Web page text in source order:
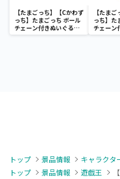
【たまごっち】【Cかわず
っち】たまごっち ボール
チェーン付きぬいぐるみ
～Tamagotchi
【たま
っち】た
チェーン
～
トップ 景品情報 キャラクタ
トップ
景品情報 遊戯王